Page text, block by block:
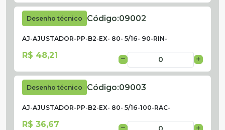
Desenho técnico Código:09002
AJ-AJUSTADOR-PP-B2-EX- 80- 5/16- 90-RIN-
R$ 48,21
Desenho técnico Código:09003
AJ-AJUSTADOR-PP-B2-EX- 80- 5/16-100-RAC-
R$ 36,67